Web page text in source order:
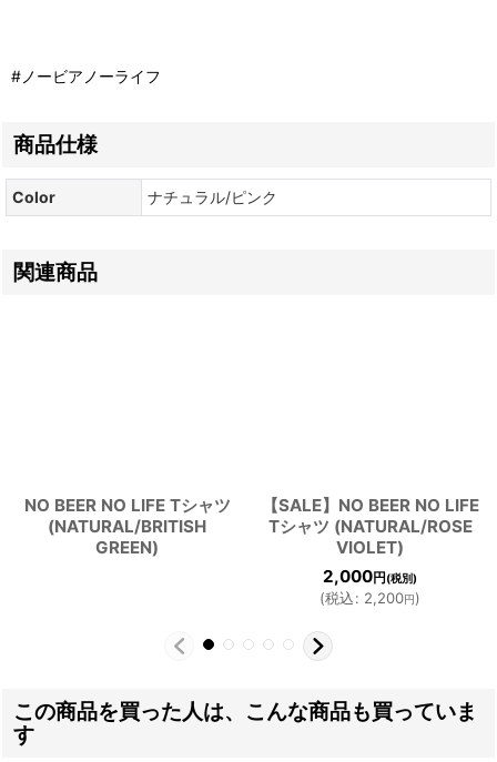
#ノービアノーライフ
商品仕様
Color ナチュラル/ピンク
関連商品
NO BEER NO LIFE Tシャツ
(NATURAL/BRITISH
GREEN)
【SALE】NO BEER NO LIFE
Tシャツ (NATURAL/ROSE
VIOLET)
2,000円 (税別)
(税込: 2,200円)
この商品を買った人は、こんな商品も買っていま
す